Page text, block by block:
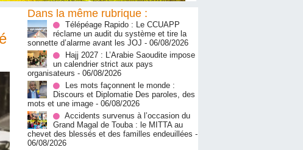
Dans la même rubrique :
Télépéage Rapido : Le CCUAPP
réclame un audit du système et tire la
sonnette d’alarme avant les JOJ - 06/08/2026
Hajj 2027 : L’Arabie Saoudite impose
un calendrier strict aux pays
organisateurs - 06/08/2026
Les mots façonnent le monde :
Discours et Diplomatie Des paroles, des
mots et une image - 06/08/2026
Accidents survenus à l’occasion du
Grand Magal de Touba : le MITTA au
chevet des blessés et des familles endeuillées -
06/08/2026